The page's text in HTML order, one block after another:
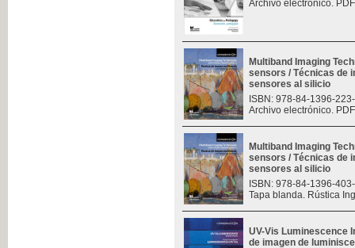
Archivo electrónico.
Multiband Imaging
sensors / Técnicas de
sensores al silicio
ISBN: 978-84-1396-
Archivo electrónico.
Multiband Imaging
sensors / Técnicas de
sensores al silicio
ISBN: 978-84-1396-
Tapa blanda. Rústica
UV-Vis Luminescence
de imagen de